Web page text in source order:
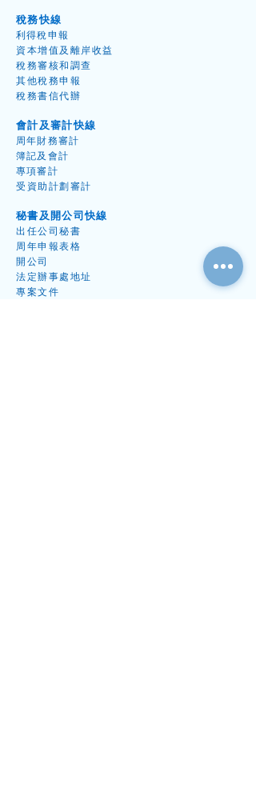
稅務快線
利得稅申 報
資本增值 及離岸收益
​稅務審核和調 查
其他稅務申 報
稅務書信代辦
會計及審計快線
周年財務審計
簿記及會計
專項審 計
受資助計劃審計
秘書及開公司快線
出任公司秘書
周年申報表格
開 公司
​法定辦事處地址
專案文件